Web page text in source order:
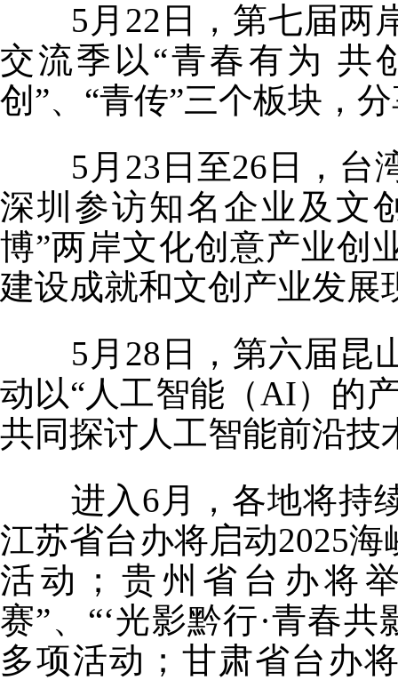
5月22日，第七届两
交流季以“青春有为 共
创”、“青传”三个板块，
5月23日至26日，台
深圳参访知名企业及文
博”两岸文化创意产业创
建设成就和文创产业发展
5月28日，第六届昆
动以“人工智能（AI）的
共同探讨人工智能前沿技
进入6月，各地将持
江苏省台办将启动2025
活动；贵州省台办将
赛”、“‘光影黔行·青春
多项活动；甘肃省台办